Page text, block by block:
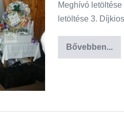
Meghívó
letöltése 3.
Bővebben...